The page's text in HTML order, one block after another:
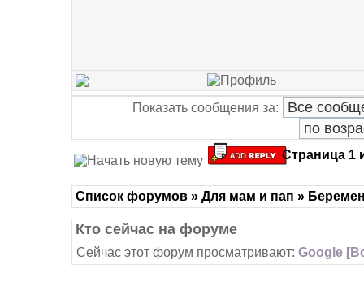
Показать сообщения за:
Страница 1
Список форумов » Для мам и пап »
Кто сейчас на форуме
Сейчас этот форум просматривают: Google